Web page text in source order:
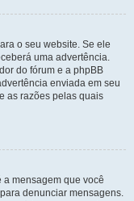
o seu website. Se ele
uma advertência.
do fórum e a phpBB
enviada em seu
as razões pelas quais
a mensagem que você
denunciar mensagens.